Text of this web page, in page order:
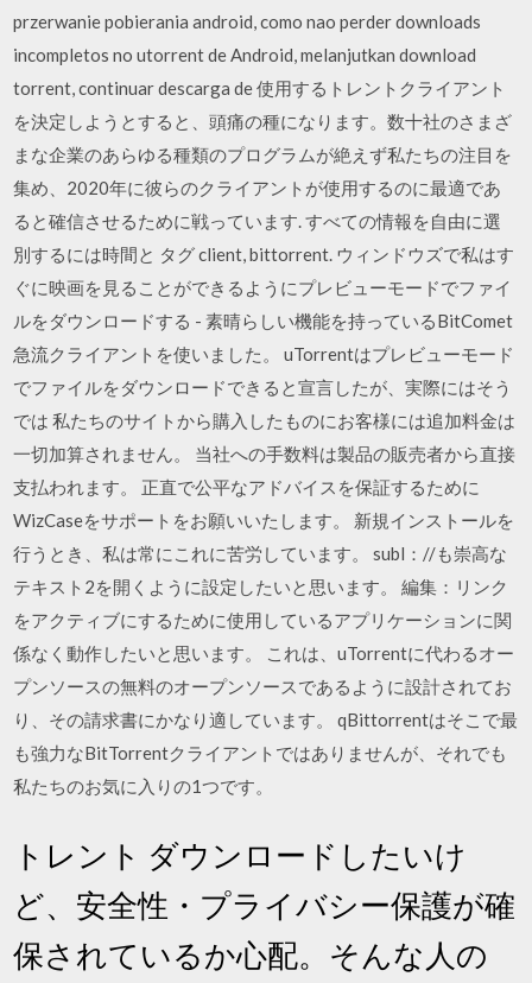
przerwanie pobierania android, como nao perder downloads
incompletos no utorrent de Android, melanjutkan download
torrent, continuar descarga de 使用するトレントクライアント
を決定しようとすると、頭痛の種になります。数十社のさまざ
まな企業のあらゆる種類のプログラムが絶えず私たちの注目を
集め、2020年に彼らのクライアントが使用するのに最適であ
ると確信させるために戦っています. すべての情報を自由に選
別するには時間と タグ client, bittorrent. ウィンドウズで私はす
ぐに映画を見ることができるようにプレビューモードでファイ
ルをダウンロードする - 素晴らしい機能を持っているBitComet
急流クライアントを使いました。 uTorrentはプレビューモード
でファイルをダウンロードできると宣言したが、実際にはそう
では 私たちのサイトから購入したものにお客様には追加料金は
一切加算されません。 当社への手数料は製品の販売者から直接
支払われます。 正直で公平なアドバイスを保証するために
WizCaseをサポートをお願いいたします。 新規インストールを
行うとき、私は常にこれに苦労しています。 subl：//も崇高な
テキスト2を開くように設定したいと思います。 編集：リンク
をアクティブにするために使用しているアプリケーションに関
係なく動作したいと思います。 これは、uTorrentに代わるオー
プンソースの無料のオープンソースであるように設計されてお
り、その請求書にかなり適しています。 qBittorrentはそこで最
も強力なBitTorrentクライアントではありませんが、それでも
私たちのお気に入りの1つです。
トレント ダウンロードしたいけ
ど、安全性・プライバシー保護が確
保されているか心配。そんな人の